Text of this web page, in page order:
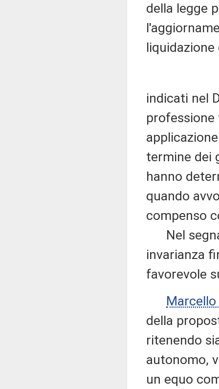
della legge
indicati nel
termine dei
hanno
quando
compenso
Nel
invarianza
favorevole
Marcello
della
ritenendo
autonomo,
un equo